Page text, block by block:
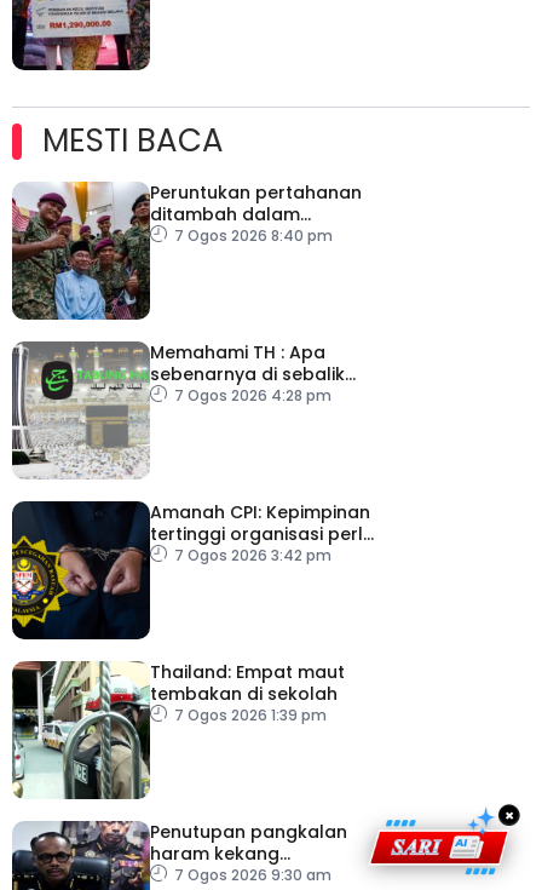
MESTI BACA
Peruntukan pertahanan
ditambah dalam
Belanjawan 2027
7 Ogos 2026 8:40 pm
Memahami TH : Apa
sebenarnya di sebalik
angka
7 Ogos 2026 4:28 pm
Amanah CPI: Kepimpinan
tertinggi organisasi perlu
pacu reformasi radikal
7 Ogos 2026 3:42 pm
Thailand: Empat maut
tembakan di sekolah
7 Ogos 2026 1:39 pm
Penutupan pangkalan
haram kekang
penyeludupan di
7 Ogos 2026 9:30 am
×